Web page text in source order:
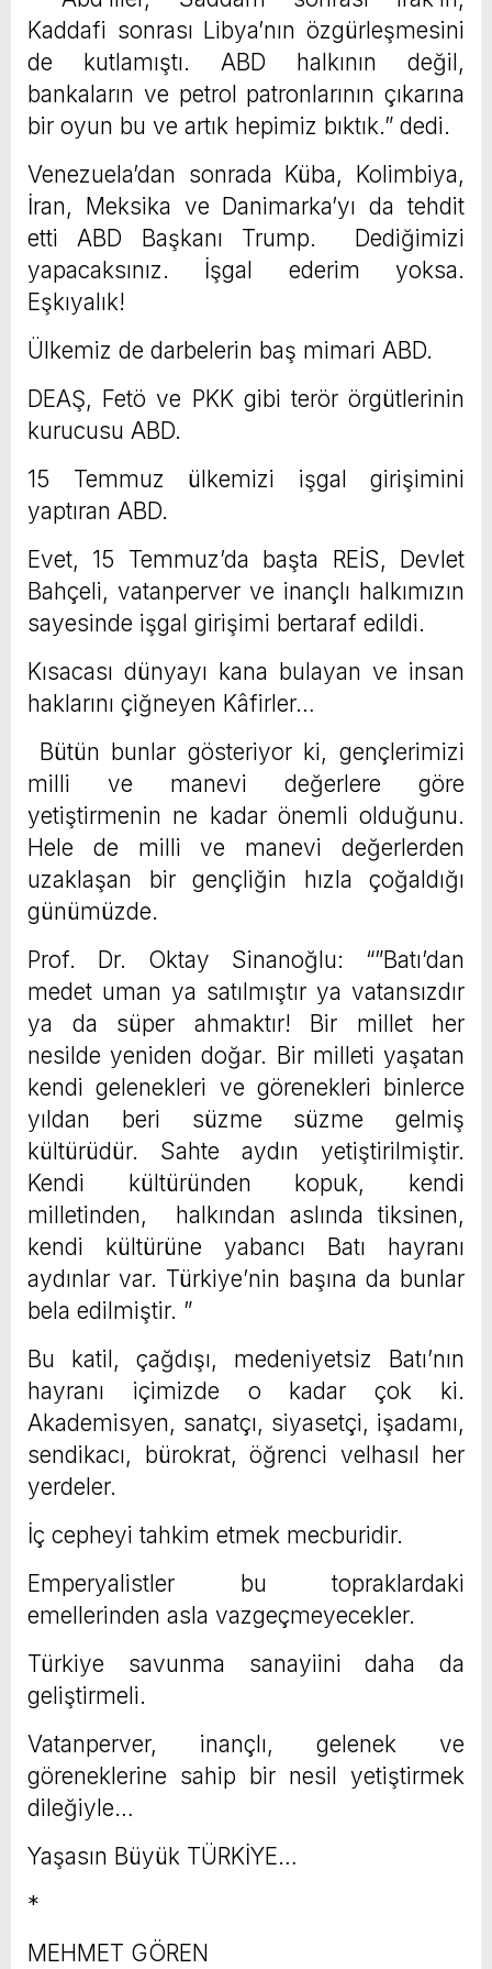
Kaddafi sonrası Libya’nın özgürleşmesini
de kutlamıştı. ABD halkının değil,
bankaların ve petrol patronlarının çıkarına
bir oyun bu ve artık hepimiz bıktık.” dedi.
Venezuela’dan sonrada Küba, Kolimbiya,
İran, Meksika ve Danimarka’yı da tehdit
etti ABD Başkanı Trump. Dediğimizi
yapacaksınız. İşgal ederim yoksa.
Eşkıyalık!
Ülkemiz de darbelerin baş mimari ABD.
DEAŞ, Fetö ve PKK gibi terör örgütlerinin
kurucusu ABD.
15 Temmuz ülkemizi işgal girişimini
yaptıran ABD.
Evet, 15 Temmuz’da başta REİS, Devlet
Bahçeli, vatanperver ve inançlı halkımızın
sayesinde işgal girişimi bertaraf edildi.
Kısacası dünyayı kana bulayan ve insan
haklarını çiğneyen Kâfirler…
Bütün bunlar gösteriyor ki, gençlerimizi
milli ve manevi değerlere göre
yetiştirmenin ne kadar önemli olduğunu.
Hele de milli ve manevi değerlerden
uzaklaşan bir gençliğin hızla çoğaldığı
günümüzde.
Prof. Dr. Oktay Sinanoğlu: “”Batı’dan
medet uman ya satılmıştır ya vatansızdır
ya da süper ahmaktır! Bir millet her
nesilde yeniden doğar. Bir milleti yaşatan
kendi gelenekleri ve görenekleri binlerce
yıldan beri süzme süzme gelmiş
kültürüdür. Sahte aydın yetiştirilmiştir.
Kendi kültüründen kopuk, kendi
milletinden, halkından aslında tiksinen,
kendi kültürüne yabancı Batı hayranı
aydınlar var. Türkiye’nin başına da bunlar
bela edilmiştir. ”
Bu katil, çağdışı, medeniyetsiz Batı’nın
hayranı içimizde o kadar çok ki.
Akademisyen, sanatçı, siyasetçi, işadamı,
sendikacı, bürokrat, öğrenci velhasıl her
yerdeler.
İç cepheyi tahkim etmek mecburidir.
Emperyalistler bu topraklardaki
emellerinden asla vazgeçmeyecekler.
Türkiye savunma sanayiini daha da
geliştirmeli.
Vatanperver, inançlı, gelenek ve
göreneklerine sahip bir nesil yetiştirmek
dileğiyle…
Yaşasın Büyük TÜRKİYE…
*
MEHMET GÖREN